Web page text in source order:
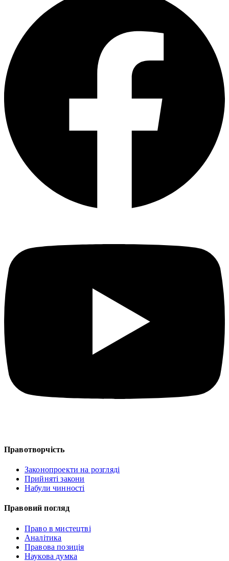
Правотворчість
Законопроекти на розгляді
Прийняті закони
Набули чинності
Правовий погляд
Право в мистецтві
Аналітика
Правова позиція
Наукова думка